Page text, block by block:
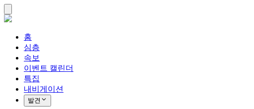
홈
심층
속보
이벤트 캘린더
특집
내비게이션
발견